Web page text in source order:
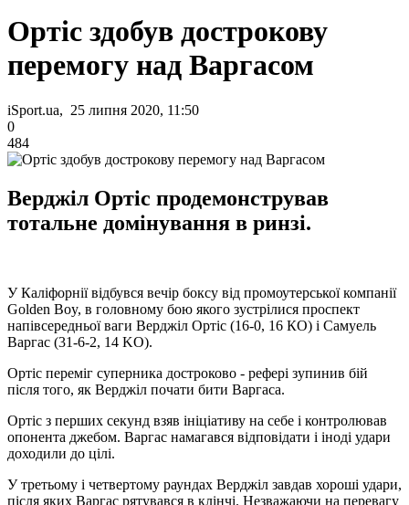
Ортіс здобув дострокову
перемогу над Варгасом
iSport.ua, 25 липня 2020, 11:50
0
484
Верджіл Ортіс продемонстрував
тотальне домінування в ринзі.
У Каліфорнії відбувся вечір боксу від промоутерської компанії
Golden Boy, в головному бою якого зустрілися проспект
напівсередньої ваги Верджіл Ортіс (16-0, 16 КО) і Самуель
Варгас (31-6-2, 14 KO).
Ортіс переміг суперника достроково - рефері зупинив бій
після того, як Верджіл почати бити Варгаса.
Ортіс з перших секунд взяв ініціативу на себе і контролював
опонента джебом. Варгас намагався відповідати і іноді удари
доходили до цілі.
У третьому і четвертому раундах Верджіл завдав хороші удари,
після яких Варгас рятувався в клінчі. Незважаючи на перевагу